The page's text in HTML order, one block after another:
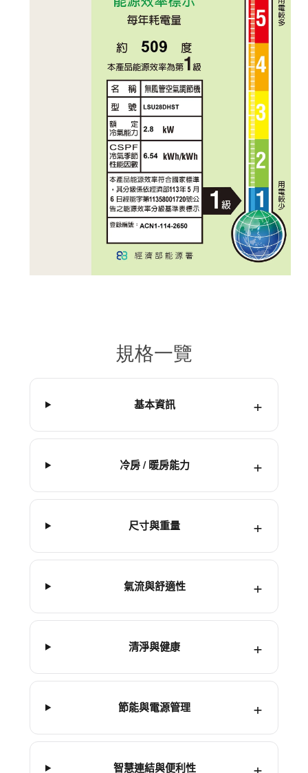
規格一覽
基本資訊
冷房 / 暖房能力
尺寸與重量
氣流與舒適性
清淨與健康
節能與電源管理
智慧連結與便利性